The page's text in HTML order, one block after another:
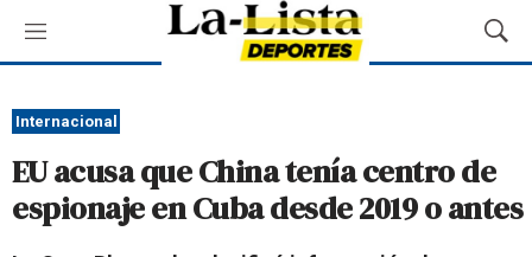
M
e
ú
M
o
a
B
Internacional
EU acusa que China tenía centro de
espionaje en Cuba desde 2019 o antes